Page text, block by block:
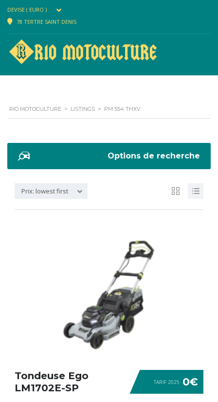
DEVISE ( EURO )
78 TERTRE SAINT DENIS
RIO MOTOCULTURE > LISTINGS > PM 554 THXV
Options de recherche
Prix: lowest first
TARIF 2025 0€
Tondeuse Ego
LM1702E-SP